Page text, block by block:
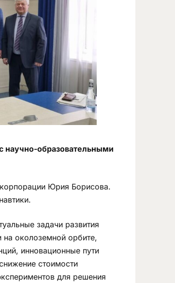
научно-образовательными
Юрия Борисова.
задачи развития
на околоземной орбите,
инновационные пути
стоимости
для решения